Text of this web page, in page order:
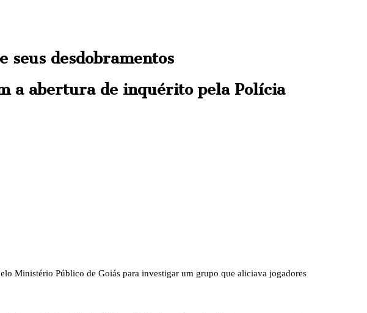
seus desdobramentos
a abertura de inquérito pela Polícia
Ministério Público de Goiás para investigar um grupo que aliciava jogadores